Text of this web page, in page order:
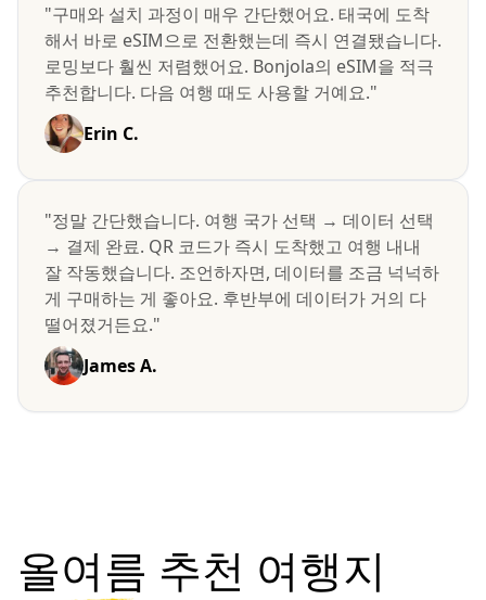
"구매와 설치 과정이 매우 간단했어요. 태국에 도착
해서 바로 eSIM으로 전환했는데 즉시 연결됐습니다.
로밍보다 훨씬 저렴했어요. Bonjola의 eSIM을 적극
추천합니다. 다음 여행 때도 사용할 거예요."
Erin C.
"정말 간단했습니다. 여행 국가 선택 → 데이터 선택
→ 결제 완료. QR 코드가 즉시 도착했고 여행 내내
잘 작동했습니다. 조언하자면, 데이터를 조금 넉넉하
게 구매하는 게 좋아요. 후반부에 데이터가 거의 다
떨어졌거든요."
James A.
올여름 추천 여행지